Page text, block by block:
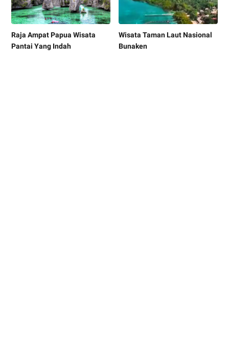
Raja Ampat Papua Wisata
Pantai Yang Indah
Wisata Taman Laut Nasional
Bunaken